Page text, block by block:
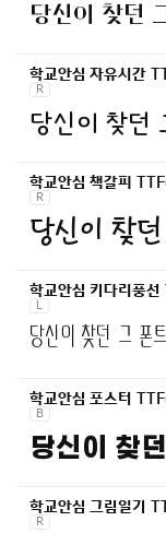
당신이 찾던
학교안심 자유시간
R
학교안심 책갈피 TTF
R
학교안심 키다리풍선
L
당신이 찾던 그 폰
학교안심 포스터 TTF
B
학교안심 그림일기
R